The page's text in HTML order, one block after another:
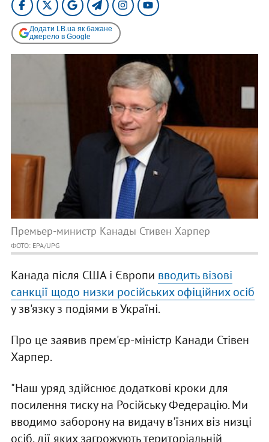
Додати LB.ua як бажане
джерело в Google
Премьер-министр Канады Стивен Харпер
ФОТО: EPA/UPG
Канада після США і Європи вводить візові
санкції щодо низки російських офіційних осіб
у зв'язку з подіями в Україні.
Про це заявив прем'єр-міністр Канади Стівен
Харпер.
"Наш уряд здійснює додаткові кроки для
посилення тиску на Російську Федерацію. Ми
вводимо заборону на видачу в'їзних віз низці
осіб, дії яких загрожують територіальній